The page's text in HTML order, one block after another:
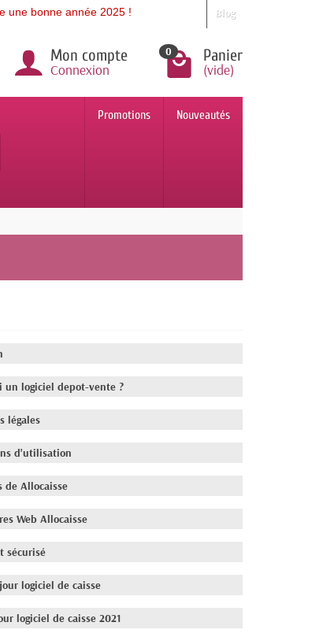
Blog
Mon compte
Connexion
0 Panier
(vide)
bonne année 2025 !
Promotions Nouveautés
un logiciel depot-vente ?
légales
d'utilisation
de Allocaisse
Web Allocaisse
sécurisé
logiciel de caisse
logiciel de caisse 2021